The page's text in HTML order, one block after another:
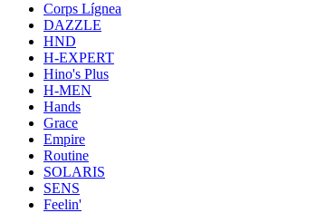
Corps Lígnea
DAZZLE
HND
H-EXPERT
Hino's Plus
H-MEN
Hands
Grace
Empire
Routine
SOLARIS
SENS
Feelin'